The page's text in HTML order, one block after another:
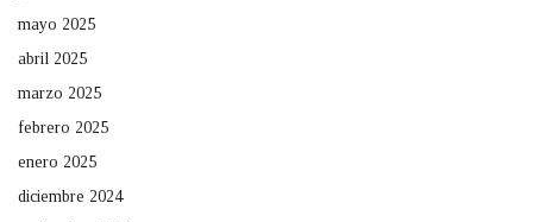
mayo 2025
abril 2025
marzo 2025
febrero 2025
enero 2025
diciembre 2024